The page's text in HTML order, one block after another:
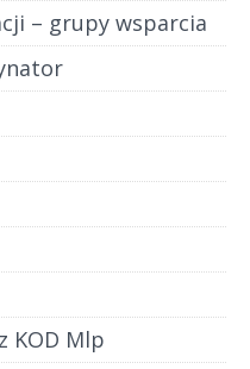
– grupy wsparcia
KOD Mlp